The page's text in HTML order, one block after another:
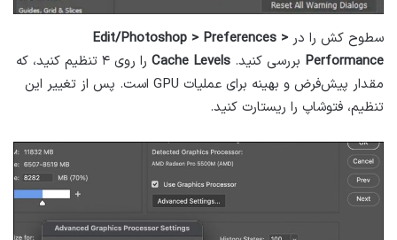
سطوح کش را در Edit/Photoshop > Preferences >
Performance بررسی کنید. Cache Levels
را روی ۴ تنظیم کنید، که
مقدار پیش‌فرض و بهینه برای عملیات GPU است. پس از تغییر این
تنظیم، فتوشاپ را ریستارت کنید.